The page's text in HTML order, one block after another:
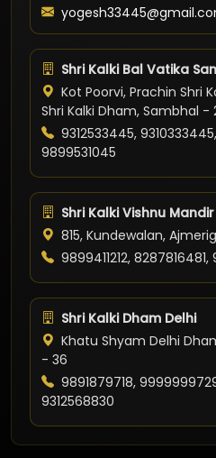
Shri Kalki Bal Vatika
Kot Poorvi, Prachin Shri
Shri Kalki Dham, Sambhal -
9312533445, 9310333445,
9899531045
Shri Kalki Vishnu Mandir
815, Kundewalan,
9899411212, 8287816481,
Shri Kalki Dham Delhi
Khatu Shyam Delhi
- 36
9891879718,
9312568830